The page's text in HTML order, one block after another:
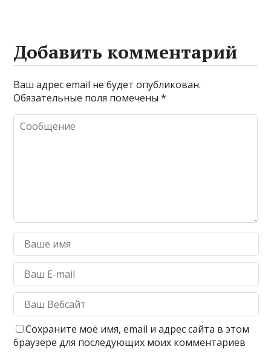
Добавить комментарий
Ваш адрес email не будет опубликован.
Обязательные поля помечены*
Сохраните моё имя, email и адрес сайта в этом
браузере для последующих моих комментариев